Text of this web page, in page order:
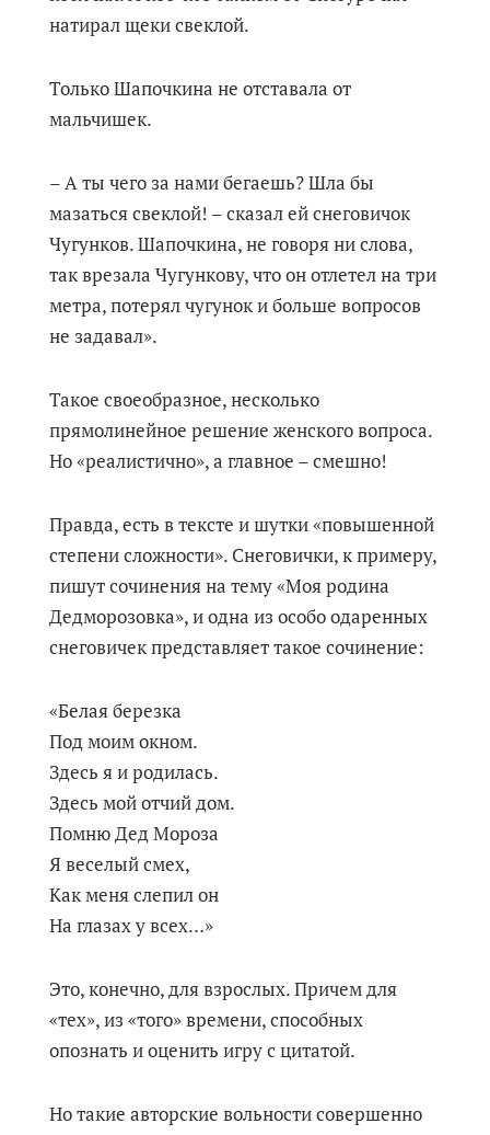
натирал щеки свеклой.
Только Шапочкина не отставала от
мальчишек.
– А ты чего за нами бегаешь? Шла бы
мазаться свеклой! – сказал ей снеговичок
Чугунков. Шапочкина, не говоря ни слова,
так врезала Чугункову, что он отлетел на три
метра, потерял чугунок и больше вопросов
не задавал».
Такое своеобразное, несколько
прямолинейное решение женского вопроса.
Но «реалистично», а главное – смешно!
Правда, есть в тексте и шутки «повышенной
степени сложности». Снеговички, к примеру,
пишут сочинения на тему «Моя родина
Дедморозовка», и одна из особо одаренных
снеговичек представляет такое сочинение:
«Белая березка
Под моим окном.
Здесь я и родилась.
Здесь мой отчий дом.
Помню Дед Мороза
Я веселый смех,
Как меня слепил он
На глазах у всех…»
Это, конечно, для взрослых. Причем для
«тех», из «того» времени, способных
опознать и оценить игру с цитатой.
Но такие авторские вольности совершенно